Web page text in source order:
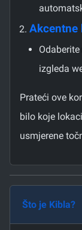
Akcentne
izgleda
Prateći ove
bilo koje
usmjerene
Što je Kibla?